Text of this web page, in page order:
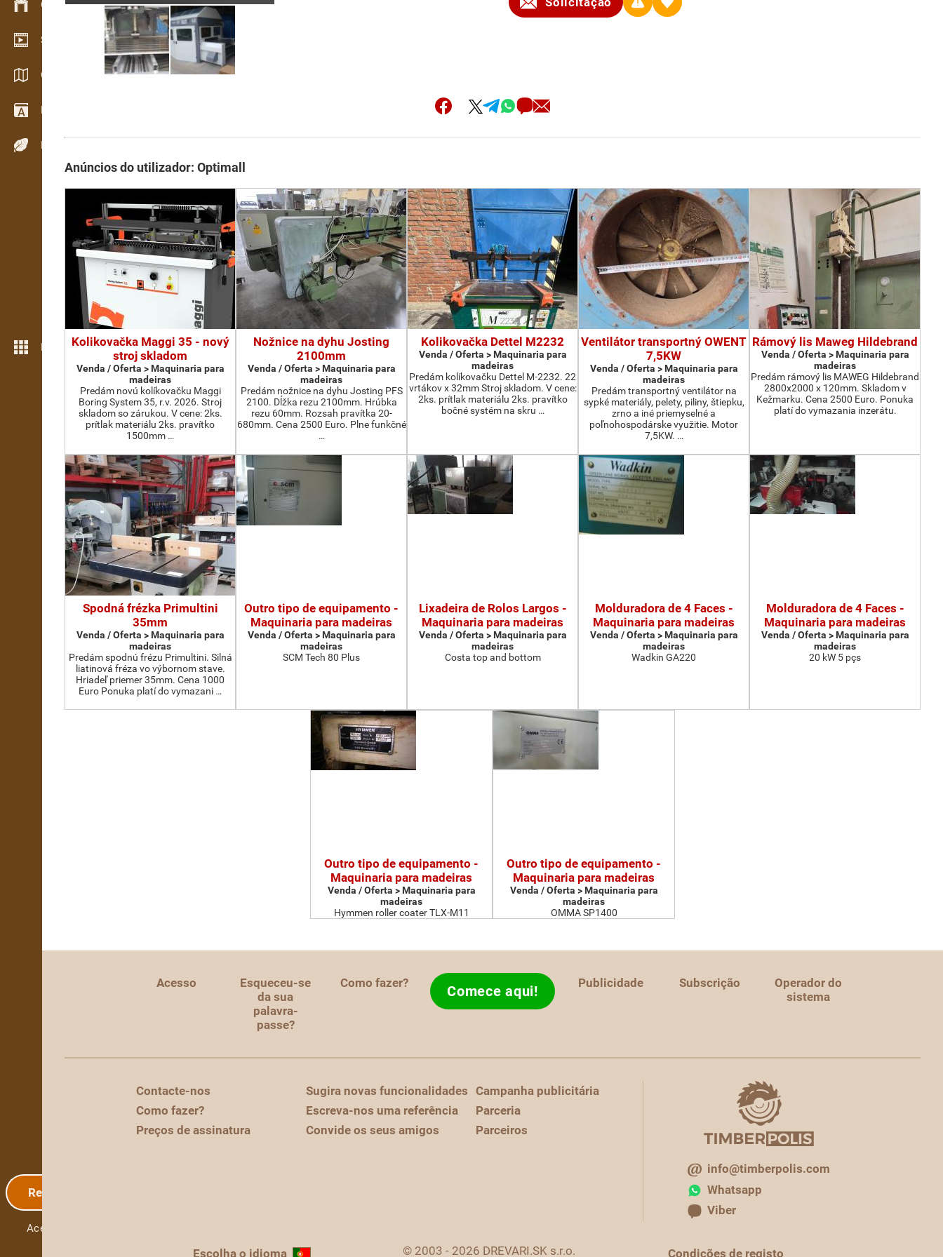
Gestão de stocks
Showroom de vídeo
Catálogos / Brochuras
Dicionário
Espécies de madeira
Mais funcionalidades
Registo
Acesso
Anúncios do utilizador: Optimall
Kolikovačka Maggi 35 - nový
stroj skladom
Venda / Oferta > Maquinaria para
madeiras
Predám novú kolíkovačku Maggi
Boring System 35, r.v. 2026. Stroj
skladom so zárukou. V cene: 2ks.
prítlak materiálu 2ks. pravítko
1500mm …
Nožnice na dyhu Josting
2100mm
Venda / Oferta > Maquinaria para
madeiras
Predám nožnice na dyhu Josting PFS
2100. Dĺžka rezu 2100mm. Hrúbka
rezu 60mm. Rozsah pravítka 20-
680mm. Cena 2500 Euro. Plne funkčné
…
Kolikovačka Dettel M2232
Venda / Oferta > Maquinaria para
madeiras
Predám kolíkovačku Dettel M-2232. 22
vrtákov x 32mm Stroj skladom. V cene:
2ks. prítlak materiálu 2ks. pravítko
bočné systém na skru …
Ventilátor transportný OWENT
7,5KW
Venda / Oferta > Maquinaria para
madeiras
Predám transportný ventilátor na
sypké materiály, pelety, piliny, štiepku,
zrno a iné priemyselné a
poľnohospodárske využitie. Motor
7,5KW. …
Rámový lis Maweg Hildebrand
Venda / Oferta > Maquinaria para
madeiras
Predám rámový lis MAWEG Hildebrand
2800x2000 x 120mm. Skladom v
Kežmarku. Cena 2500 Euro. Ponuka
platí do vymazania inzerátu.
Spodná frézka Primultini
35mm
Venda / Oferta > Maquinaria para
madeiras
Predám spodnú frézu Primultini. Silná
liatinová fréza vo výbornom stave.
Hriadeľ priemer 35mm. Cena 1000
Euro Ponuka platí do vymazani …
Outro tipo de equipamento -
Maquinaria para madeiras
Venda / Oferta > Maquinaria para
madeiras
SCM Tech 80 Plus
Lixadeira de Rolos Largos -
Maquinaria para madeiras
Venda / Oferta > Maquinaria para
madeiras
Costa top and bottom
Molduradora de 4 Faces -
Maquinaria para madeiras
Venda / Oferta > Maquinaria para
madeiras
Wadkin GA220
Molduradora de 4 Faces -
Maquinaria para madeiras
Venda / Oferta > Maquinaria para
madeiras
20 kW 5 pçs
Outro tipo de equipamento -
Maquinaria para madeiras
Venda / Oferta > Maquinaria para
madeiras
Hymmen roller coater TLX-M11
Outro tipo de equipamento -
Maquinaria para madeiras
Venda / Oferta > Maquinaria para
madeiras
OMMA SP1400
Acesso
Esqueceu-se
da sua
palavra-
passe?
Como fazer? Comece aqui! Publicidade Subscrição
Operador do
sistema
Contacte-nos
Como fazer?
Preços de assinatura
Sugira novas funcionalidades
Escreva-nos uma referência
Convide os seus amigos
Campanha publicitária
Parceria
Parceiros
info@timberpolis.com
Whatsapp
Viber
Escolha o idioma © 2003 - 2026 DREVARI.SK s.r.o. Condições de registo